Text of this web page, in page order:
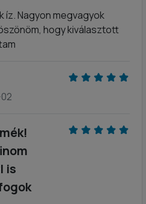
íz. Nagyon megvagyok
hogy kiválasztott
is